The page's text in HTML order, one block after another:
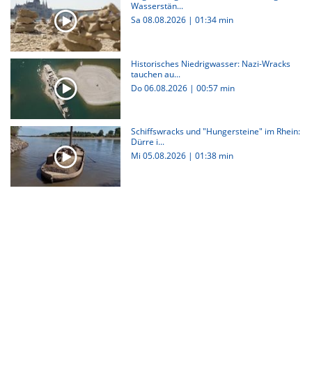
Wasserstän...
Sa 08.08.2026 | 01:34 min
Historisches Niedrigwasser: Nazi-Wracks
tauchen au...
Do 06.08.2026 | 00:57 min
Schiffswracks und "Hungersteine" im Rhein:
Dürre i...
Mi 05.08.2026 | 01:38 min